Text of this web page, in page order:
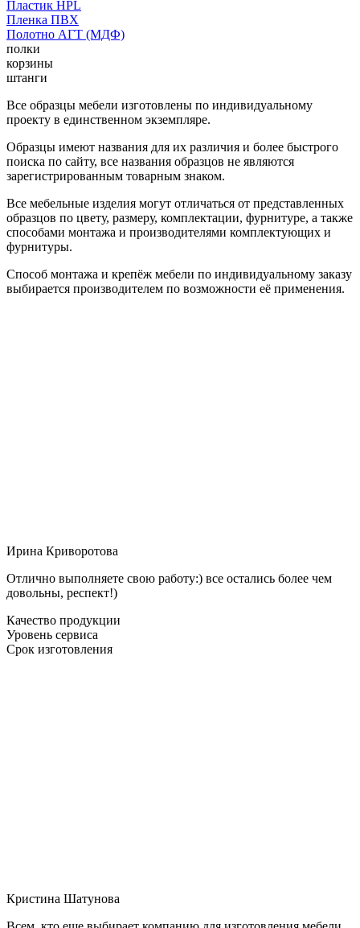
Пластик HPL
Пленка ПВХ
Полотно АГТ (МДФ)
полки
корзины
штанги
Все образцы мебели изготовлены по индивидуальному
проекту в единственном экземпляре.
Образцы имеют названия для их различия и более быстрого
поиска по сайту, все названия образцов не являются
зарегистрированным товарным знаком.
Все мебельные изделия могут отличаться от представленных
образцов по цвету, размеру, комплектации, фурнитуре, а также
способами монтажа и производителями комплектующих и
фурнитуры.
Способ монтажа и крепёж мебели по индивидуальному заказу
выбирается производителем по возможности её применения.
Ирина Криворотова
Отлично выполняете свою работу:) все остались более чем
довольны, респект!)
Качество продукции
Уровень сервиса
Срок изготовления
Кристина Шатунова